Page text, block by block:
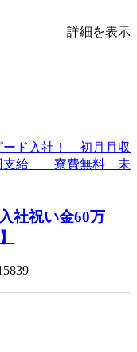
詳細を表示
社祝い金60万